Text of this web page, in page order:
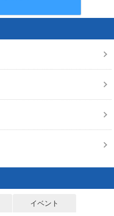
イベント